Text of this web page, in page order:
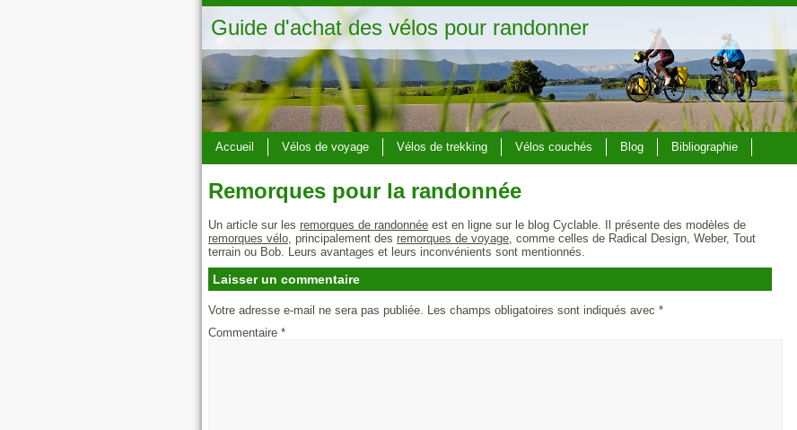
Guide d'achat des vélos pour randonner
Accueil Vélos de voyage Vélos de trekking Vélos couchés Blog Bibliographie
Remorques pour la randonnée
Un article sur les remorques de randonnée est en ligne sur le blog Cyclable. Il présente des modèles de
remorques vélo, principalement des remorques de voyage, comme celles de Radical Design, Weber, Tout
terrain ou Bob. Leurs avantages et leurs inconvénients sont mentionnés.
Laisser un commentaire
Votre adresse e-mail ne sera pas publiée. Les champs obligatoires sont indiqués avec *
Commentaire *